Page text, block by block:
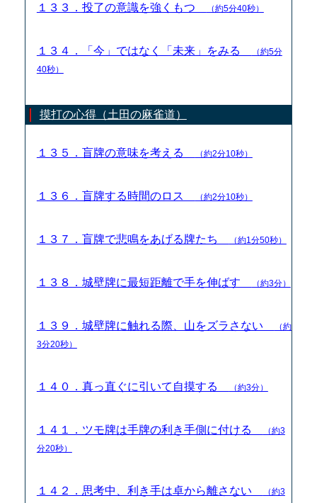
１３３．投了の意識を強くもつ （約5分40秒）
１３４．「今」ではなく「未来」をみる
（約5分
40秒）
摸打の心得（土田の麻雀道）
１３５．盲牌の意味を考える （約2分10秒）
１３６．盲牌する時間のロス （約2分10秒）
１３７．盲牌で悲鳴をあげる牌たち （約1分50秒）
１３８．城壁牌に最短距離で手を伸ばす （約3分）
１３９．城壁牌に触れる際、山をズラさない
（約
3分20秒）
１４０．真っ直ぐに引いて自摸する （約3分）
１４１．ツモ牌は手牌の利き手側に付ける
（約3
分20秒）
１４２．思考中、利き手は卓から離さない
（約3